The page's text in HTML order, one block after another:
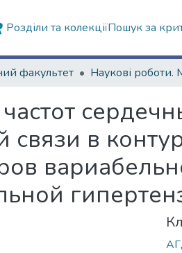
Розділи та колекціїПошук за
факультет
связи в
АГ,